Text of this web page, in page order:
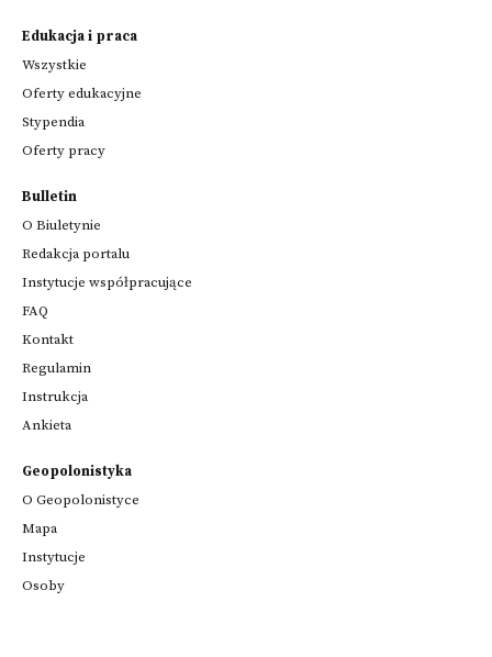
Edukacja i praca
Wszystkie
Oferty edukacyjne
Stypendia
Oferty pracy
Bulletin
O Biuletynie
Redakcja portalu
Instytucje współpracujące
FAQ
Kontakt
Regulamin
Instrukcja
Ankieta
Geopolonistyka
O Geopolonistyce
Mapa
Instytucje
Osoby